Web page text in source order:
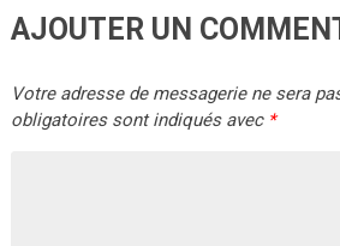
AJOUTER UN
Votre adresse de messagerie ne sera
obligatoires sont indiqués avec *